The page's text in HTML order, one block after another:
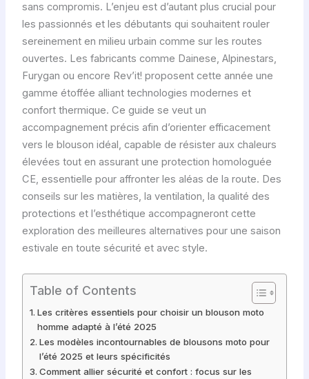
sans compromis. L’enjeu est d’autant plus crucial pour
les passionnés et les débutants qui souhaitent rouler
sereinement en milieu urbain comme sur les routes
ouvertes. Les fabricants comme Dainese, Alpinestars,
Furygan ou encore Rev’it! proposent cette année une
gamme étoffée alliant technologies modernes et
confort thermique. Ce guide se veut un
accompagnement précis afin d’orienter efficacement
vers le blouson idéal, capable de résister aux chaleurs
élevées tout en assurant une protection homologuée
CE, essentielle pour affronter les aléas de la route. Des
conseils sur les matières, la ventilation, la qualité des
protections et l’esthétique accompagneront cette
exploration des meilleures alternatives pour une saison
estivale en toute sécurité et avec style.
Table of Contents
Les critères essentiels pour choisir un blouson moto
homme adapté à l’été 2025
Les modèles incontournables de blousons moto pour
l’été 2025 et leurs spécificités
Comment allier sécurité et confort : focus sur les